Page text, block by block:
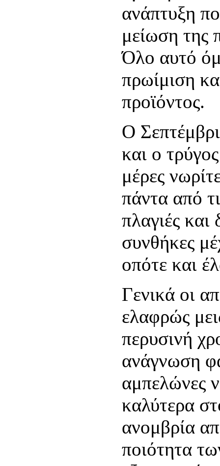
ανάπτυξη
μείωση της
Όλο αυτό
πρωίμιση
προϊόντος.
Ο
και ο
μέρες
πάντα από
πλαγιές
συνθήκες
οπότε και
Γενικά οι
ελαφρώς
περυσινή
ανάγνωση
αμπελώνες
καλύτερα
ανομβρία
ποιότητα